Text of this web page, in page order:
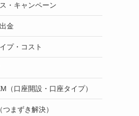
・キャンペーン
金
プ・コスト
（口座開設・口座タイプ）
まずき解決）